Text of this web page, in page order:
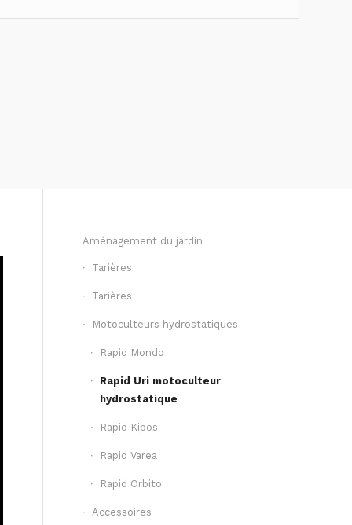
Aménagement du jardin
Tarières
Tarières
Motoculteurs hydrostatiques
Rapid Mondo
Rapid Uri motoculteur
hydrostatique
Rapid Kipos
Rapid Varea
Rapid Orbito
Accessoires